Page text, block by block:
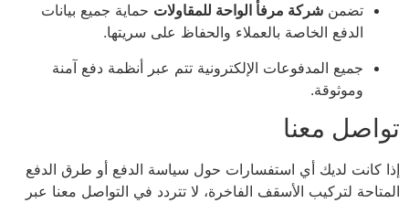
تضمن شركة مرفأ الواحة للمقاولات حماية جميع بيانات
الدفع الخاصة بالعملاء والحفاظ على سريتها.
جميع المدفوعات الإلكترونية تتم عبر أنظمة دفع آمنة
وموثوقة.
تواصل معنا
إذا كانت لديك أي استفسارات حول سياسة الدفع أو طرق الدفع
المتاحة لتركيب الأسقف الفاخرة، لا تتردد في التواصل معنا عبر